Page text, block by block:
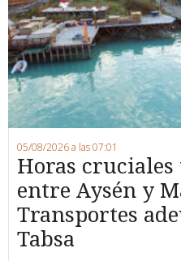
05/08/2026 a las 07:01
Horas
entre Aysén y
Transportes
Tabsa